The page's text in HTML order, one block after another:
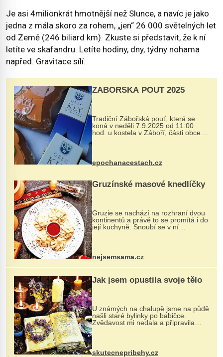
Je asi 4milionkrát hmotnější než Slunce, a navíc je jako
jedna z mála skoro za rohem, „jen“ 26 000 světelných let
od Země (246 biliard km). Zkuste si představit, že k ní
letíte ve skafandru. Letíte hodiny, dny, týdny nohama
napřed. Gravitace sílí.
ZÁBOŘSKÁ POUŤ 2025
Tradiční Zábořská pouť, která se
koná v neděli 7.9.2025 od 11:00
hod. u kostela v Záboří, části obce
Kly u Mělníka. V programu naleznete
komentovanou prohlídku kostela,
epochanacestach.cz
Gruzínské masové knedlíčky
Gruzie se nachází na rozhraní dvou
kontinentů a právě to se promítá i do
její kuchyně. Snoubí se v ní
evropské a asijské chutě a díky tomu
vznikají rozmanité a chuťově bohaté
pokrmy, které rozhodně st...
nejsemsama.cz
Jak jsem opustila svoje tělo
U známých na chalupě jsme na půdě
našli staré bylinky po babičce.
Zvědavost mi nedala a připravila
jsem si z nich lektvar… Zimní pobyt
na chalupě se pro mě vlastní vinou
změnil v děsivý zážitek, na kt...
skutecnepribehy.cz